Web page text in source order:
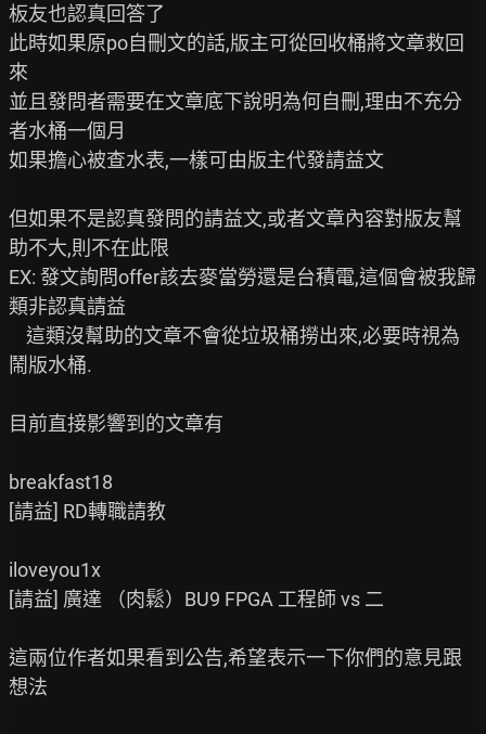
板友也認真回答了
此時如果原po自刪文的話,版主可從回收桶將文章救回
來
並且發問者需要在文章底下說明為何自刪,理由不充分
者水桶一個月
如果擔心被查水表,一樣可由版主代發請益文
但如果不是認真發問的請益文,或者文章內容對版友幫
助不大,則不在此限
EX: 發文詢問offer該去麥當勞還是台積電,這個會被我歸
類非認真請益
鬧版水桶.
目前直接影響到的文章有
breakfast18
[請益] RD轉職請教
iloveyou1x
[請益] 廣達 （肉鬆）BU9 FPGA 工程師 vs 二
這兩位作者如果看到公告,希望表示一下你們的意見跟
想法